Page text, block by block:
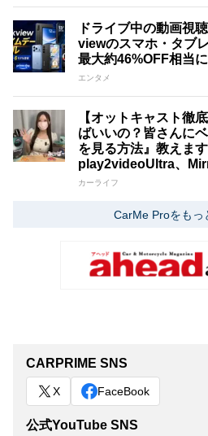
ドライブ中の動画視
viewのスマホ・タブ
最大約46%OFF相当に
エンタメ
【オットキャスト徹
ばいいの？皆さんに
を見る方法』教えま
play2videoUltra、
カーライフ
CarMe Proをもっ
CARPRIME SNS
X FaceBook
公式YouTube SNS